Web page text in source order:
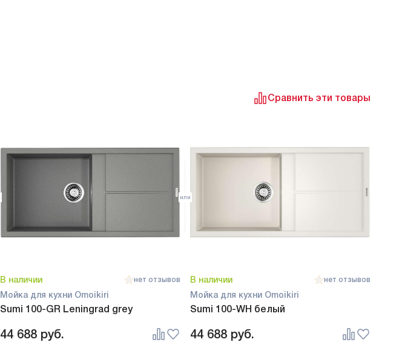
Сравнить эти товары
В наличии нет отзывов
Мойка для кухни Omoikiri
Sumi 100-GR Leningrad grey
44 688 руб.
В наличии нет отзывов
Мойка для кухни Omoikiri
Sumi 100-WH белый
44 688 руб.